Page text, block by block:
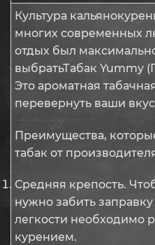
Культура
многих современных
отдых был
выбратьТабак Yummy
Это ароматная
перевернуть ваши
Преимущества,
табак от
Средняя крепость.
нужно забить
легкости необходимо
курением.